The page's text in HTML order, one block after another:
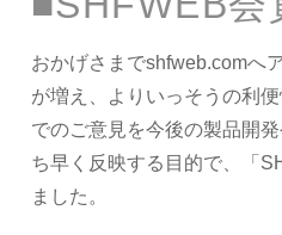
おかげさまでshfweb.comへ
が増え、よりいっそうの利
でのご意見を今後の製品開
ち早く反映する目的で、「
ました。